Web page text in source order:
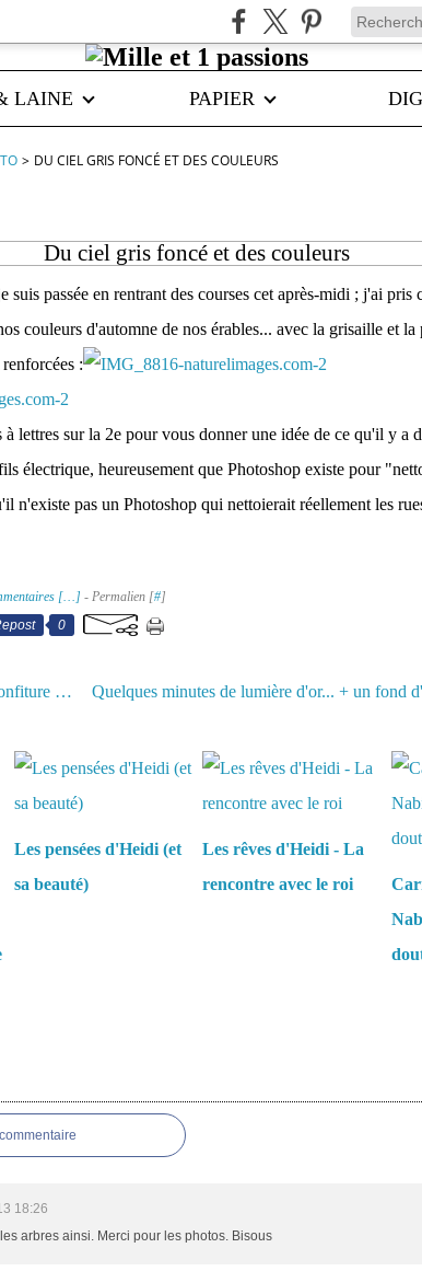
LAINE PAPIER
> DU CIEL GRIS FONCÉ ET DES COULEURS
Du ciel gris foncé et des couleurs
suis passée en rentrant des courses cet après-midi ; j'ai pris
couleurs d'automne de nos érables... avec la grisaille et
:
à lettres sur la 2e pour vous donner une idée de ce qu'il y a
électrique, heureusement que Photoshop existe pour
n'existe pas un Photoshop qui nettoierait réellement les
[…] - Permalien [#]
0
Tendre pain au lait + confiture (recettes MÀP)
Les pensées d'Heidi (et
sa beauté)
Les rêves d'Heidi - La
rencontre avec le roi
18:26
arbres ainsi. Merci pour les photos. Bisous